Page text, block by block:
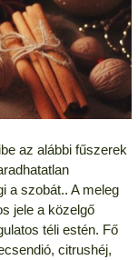
az alábbi fűszerek
a szobát.. A meleg
jele a közelgő
téli estén. Fő
citrushéj,